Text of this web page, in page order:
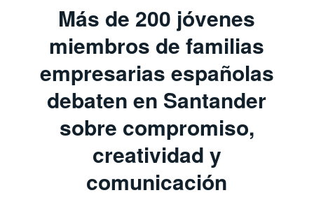
Más de 200 jóvenes
miembros de familias
empresarias españolas
debaten en Santander
sobre compromiso,
creatividad y
comunicación